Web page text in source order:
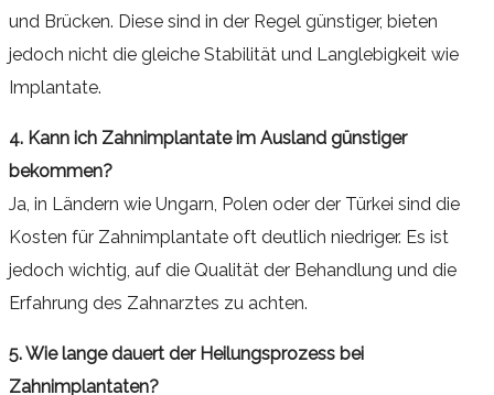
und Brücken. Diese sind in der Regel günstiger, bieten
jedoch nicht die gleiche Stabilität und Langlebigkeit wie
Implantate.
4. Kann ich Zahnimplantate im Ausland günstiger
bekommen?
Ja, in Ländern wie Ungarn, Polen oder der Türkei sind die
Kosten für Zahnimplantate oft deutlich niedriger. Es ist
jedoch wichtig, auf die Qualität der Behandlung und die
Erfahrung des Zahnarztes zu achten.
5. Wie lange dauert der Heilungsprozess bei
Zahnimplantaten?